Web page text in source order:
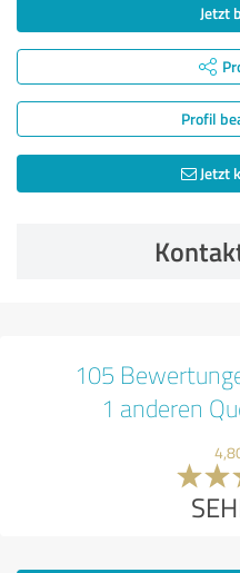
Jetzt
Profil
Jetzt
105
1 anderen